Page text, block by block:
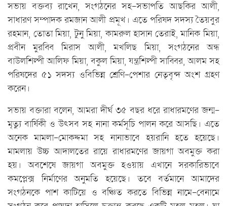
সভায় বক্তব্য রাখেন, সংগঠনের সহ-সভাপতি আছকির আলী,
সাধারণ সম্পাদক রমজান আলী প্রমূখ। এতে পরিষদ সদস্য তৈয়বুর
রহমান, তোতা মিয়া, টুনু মিয়া, কামরুল হাসান তেরাই, মানিক মিয়া,
প্রবীন মুরব্বি মিরাস আলী, মখলিছ মিয়া, সংগঠনের অন্ধ
বাউলশিল্পী আলিফ মিয়া, বকুল মিয়া, যন্ত্রশিল্পী সাব্বির, আলম সহ
পরিষদের ৫১ সদস্য ওবিভিন্ন শ্রেণি-পেশার নেতৃবৃন্দ অংশ গ্রহণ
করেন।
সভায় বক্তারা বলেন, আমরা দীর্ঘ ৩৫ বছর ধরে রাধারমণের জন্ম-
মৃত্যু বার্ষিকী ও উৎসব সহ নানা কর্মসূচি পালন করে আসছি। এতে
অনেক মামলা-মোকদ্দমা সহ নানাভাবে হয়রানি হতে হয়েছে।
মামলায় উচ্চ আদালতের রায়ে রাধারমণের জায়গা অবমুক্ত করা
হয়। অবশেষে জায়গা অবমুক্ত হওয়ায় এখানে সরকারিভাবে
কমপ্লেক্স নির্মাণের অনুমতি হয়েছে। তবে বর্তমানে আমাদের
সংগঠনকে পাশ কাটিয়ে ও বঞ্চিত করতে বিভিন্ন নামে-বেনামে